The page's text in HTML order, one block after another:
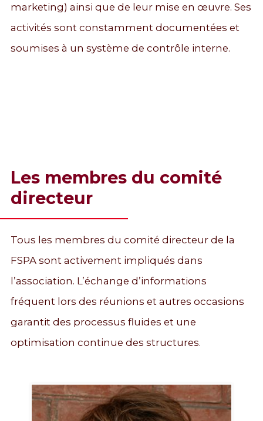
marketing) ainsi que de leur mise en œuvre. Ses
activités sont constamment documentées et
soumises à un système de contrôle interne.
Les membres du comité
directeur
Tous les membres du comité directeur de la
FSPA sont activement impliqués dans
l’association. L’échange d’informations
fréquent lors des réunions et autres occasions
garantit des processus fluides et une
optimisation continue des structures.